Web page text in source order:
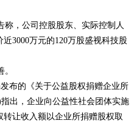
称，公司控股股东、实际控制人
3000万元的120万股盛视科技股
布的《关于公益股权捐赠企业所
出，企业向公益性社会团体实施
让收入额以企业所捐赠股权取